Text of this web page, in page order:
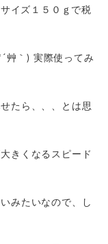
イズ１５０ｇで税
艸｀) 実際使ってみ
たら、、、とは思
きくなるスピード
みたいなので、し